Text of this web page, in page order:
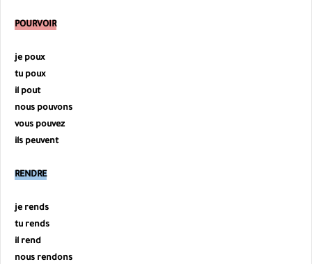
POURVOIR
je poux
tu poux
il pout
nous pouvons
vous pouvez
ils peuvent
RENDRE
je rends
tu rends
il rend
nous rendons